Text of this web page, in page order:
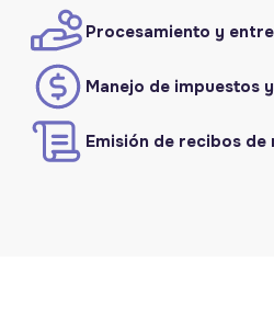
Procesamiento y
Manejo de impuestos
Emisión de recibos